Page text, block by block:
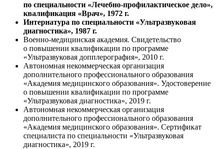
по специальности «Лечебно-профилактическое дело»,
квалификация «Врач», 1972 г.
Интернатура по специальности «Ультразвуковая
диагностика», 1987 г.
Военно-медицинская академия. Свидетельство
о повышении квалификации по программе
«Ультразвуковая допплерография», 2010 г.
Автономная некоммерческая организация
дополнительного профессионального образования
«Академия медицинского образования». Удостоверение
о повышении квалификации по программе
«Ультразвуковая диагностика», 2019 г.
Автономная некоммерческая организация
дополнительного профессионального образования
«Академия медицинского образования». Сертификат
специалиста по специальности «Ультразвуковая
диагностика», 2019 г.